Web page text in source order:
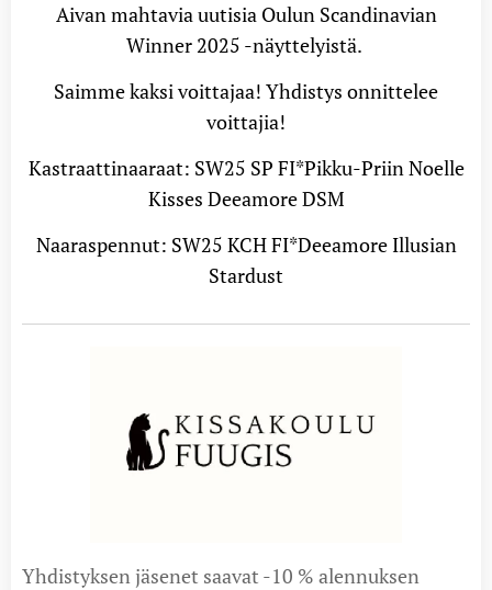
Aivan mahtavia uutisia Oulun Scandinavian
Winner 2025 -näyttelyistä.
Saimme kaksi voittajaa! Yhdistys onnittelee
voittajia!
Kastraattinaaraat: SW25 SP FI*Pikku-Priin Noelle
Kisses Deeamore DSM
Naaraspennut: SW25 KCH FI*Deeamore Illusian
Stardust
Yhdistyksen jäsenet saavat -10 % alennuksen